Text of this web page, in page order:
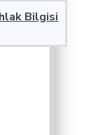
Bilgisi